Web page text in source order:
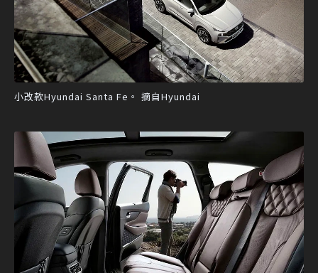
小改款Hyundai Santa Fe。 摘自Hyundai